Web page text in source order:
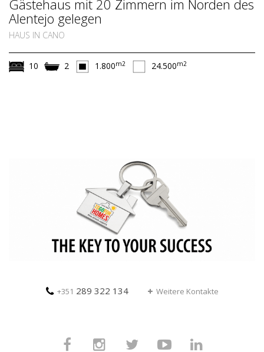
Gästehaus mit 20 Zimmern im Norden des
Alentejo gelegen
HAUS IN CANO
10 2 1.800m2 24.500m2
+351 289 322 134 Weitere Kontakte